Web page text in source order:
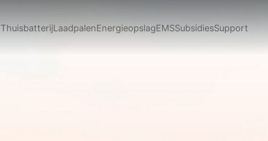
ThuisbatterijLaadpalenEnergieopslagEMSSubsidiesSupport